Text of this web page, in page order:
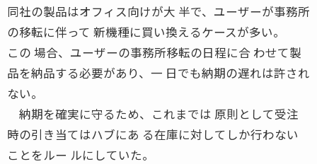
同社の製品はオフィス向けが大 半で、ユーザーが事務所
の移転に伴って 新機種に買い換えるケースが多い。
この 場合、ユーザーの事務所移転の日程に合 わせて製
品を納品する必要があり、一 日でも納期の遅れは許され
ない。
納期を確実に守るため、これまでは 原則として受注
時の引き当てはハブにあ る在庫に対してしか行わない
ことをルー ルにしていた。